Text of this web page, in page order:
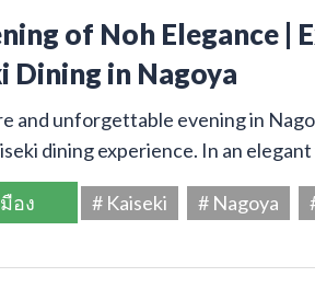
of Noh Elegance |
Dining in Nagoya
and unforgettable evening in
dining experience. In an
อง # Kaiseki # Nagoya